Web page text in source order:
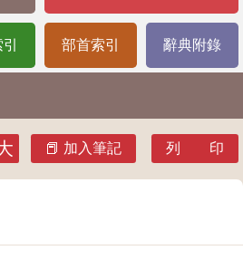
部首索引 辭典附錄
加入筆記 列 印